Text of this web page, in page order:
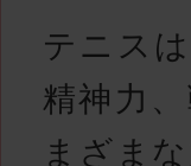
テニス
精神力
まざま